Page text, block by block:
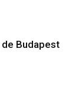
Budapest